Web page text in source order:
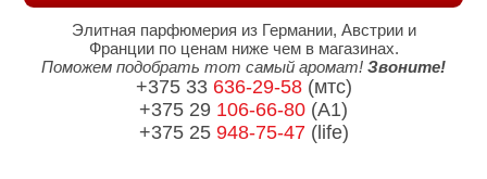
Элитная парфюмерия из Германии, Австрии и
Франции по ценам ниже чем в магазинах.
Поможем подобрать тот самый аромат! Звоните!
+375 33 636-29-58(мтс)
+375 29 106-66-80 (A1)
+375 25 948-75-47(life)